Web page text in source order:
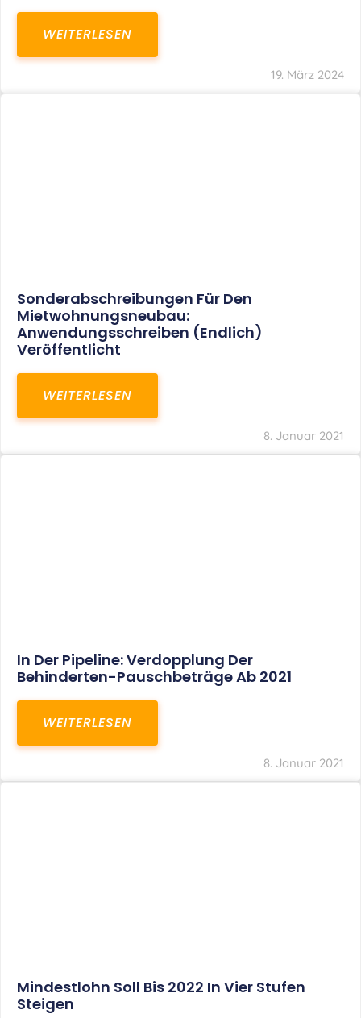
WEITERLESEN
19. März 2024
Sonderabschreibungen Für Den
Mietwohnungsneubau:
Anwendungsschreiben (endlich)
Veröffentlicht
WEITERLESEN
8. Januar 2021
In Der Pipeline: Verdopplung Der
Behinderten-Pauschbeträge Ab 2021
WEITERLESEN
8. Januar 2021
Mindestlohn Soll Bis 2022 In Vier Stufen
Steigen